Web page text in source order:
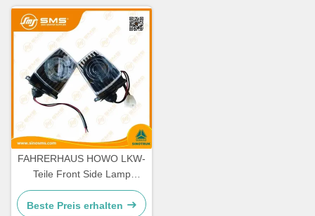
FAHRERHAUS HOWO LKW-
Teile Front Side Lamp
WG9719790005/0008
Beste Preis erhalten